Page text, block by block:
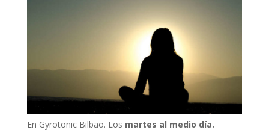
En Gyrotonic Bilbao. Los martes al medio día.